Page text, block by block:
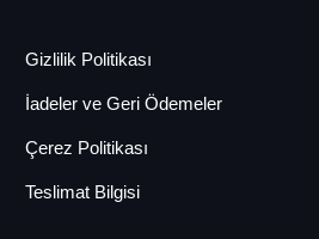
Gizlilik Politikası
İadeler ve Geri Ödemeler
Çerez Politikası
Teslimat Bilgisi